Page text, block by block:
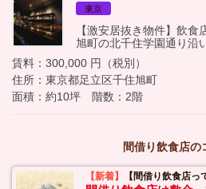
東京
【激安居抜き物件】飲
旭町の北千住学園通り沿
賃料：300,000 円（税別）
住所：東京都足立区千住旭町
面積：約10坪 階数：2階
間借り飲食店の
【新着】 【間借り飲食店っ